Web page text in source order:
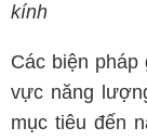
kính
Các biện
vực năng
mục tiêu đến